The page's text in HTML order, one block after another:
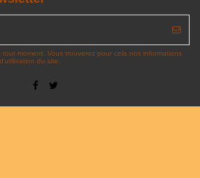
moment. Vous trouverez pour cela nos informations
du site.